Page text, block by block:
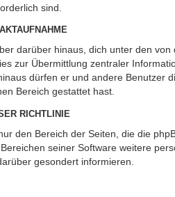
sind.
darüber hinaus, dich unter den
zur Übermittlung zentraler
dürfen er und andere Benutzer
Bereich gestattet hast.
RICHTLINIE
den Bereich der Seiten, die die
seiner Software weitere
gesondert informieren.